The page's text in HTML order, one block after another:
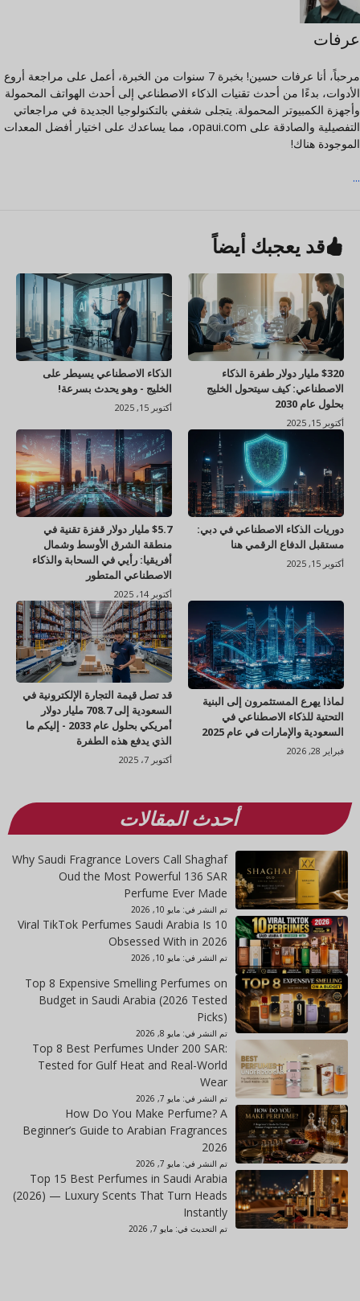
عرفات
مرحباً، أنا عرفات حسين! بخبرة 7 سنوات من الخبرة، أعمل على مراجعة أروع
الأدوات، بدءًا من أحدث تقنيات الذكاء الاصطناعي إلى أحدث الهواتف المحمولة
وأجهزة الكمبيوتر المحمولة. يتجلى شغفي بالتكنولوجيا الجديدة في مراجعاتي
التفصيلية والصادقة على opaui.com، مما يساعدك على اختيار أفضل المعدات
الموجودة هناك!
...
قد يعجبك أيضاً
$320 مليار دولار طفرة الذكاء
الاصطناعي: كيف سيتحول الخليج
بحلول عام 2030
أكتوبر 15, 2025
الذكاء الاصطناعي يسيطر على
الخليج - وهو يحدث بسرعة!
أكتوبر 15, 2025
دوريات الذكاء الاصطناعي في دبي:
مستقبل الدفاع الرقمي هنا
أكتوبر 15, 2025
$5.7 مليار دولار قفزة تقنية في
منطقة الشرق الأوسط وشمال
أفريقيا: رأيي في السحابة والذكاء
الاصطناعي المتطور
أكتوبر 14، 2025
لماذا يهرع المستثمرون إلى البنية
التحتية للذكاء الاصطناعي في
السعودية والإمارات في عام 2025
فبراير 28, 2026
قد تصل قيمة التجارة الإلكترونية في
السعودية إلى 708.7 مليار دولار
أمريكي بحلول عام 2033 - إليكم ما
الذي يدفع هذه الطفرة
أكتوبر 7، 2025
أحدث المقالات
Why Saudi Fragrance Lovers Call Shaghaf
Oud the Most Powerful 136 SAR
Perfume Ever Made
تم النشر في: مايو 10, 2026
10 Viral TikTok Perfumes Saudi Arabia Is
Obsessed With in 2026
تم النشر في: مايو 10, 2026
Top 8 Expensive Smelling Perfumes on
Budget in Saudi Arabia (2026 Tested
Picks)
تم النشر في: مايو 8, 2026
Top 8 Best Perfumes Under 200 SAR:
Tested for Gulf Heat and Real-World
Wear
تم النشر في: مايو 7, 2026
How Do You Make Perfume? A
Beginner’s Guide to Arabian Fragrances
2026
تم النشر في: مايو 7, 2026
Top 15 Best Perfumes in Saudi Arabia
(2026) — Luxury Scents That Turn Heads
Instantly
تم التحديث في: مايو 7, 2026